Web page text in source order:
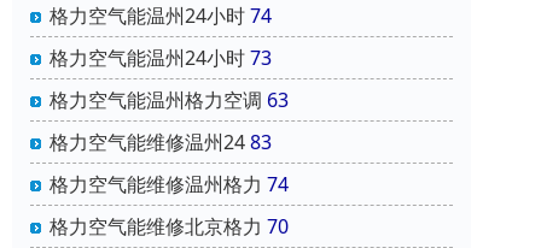
格力空气能温州24小时74
格力空气能温州24小时73
格力空气能温州格力空调 63
格力空气能维修温州2483
格力空气能维修温州格力 74
格力空气能维修北京格力 70